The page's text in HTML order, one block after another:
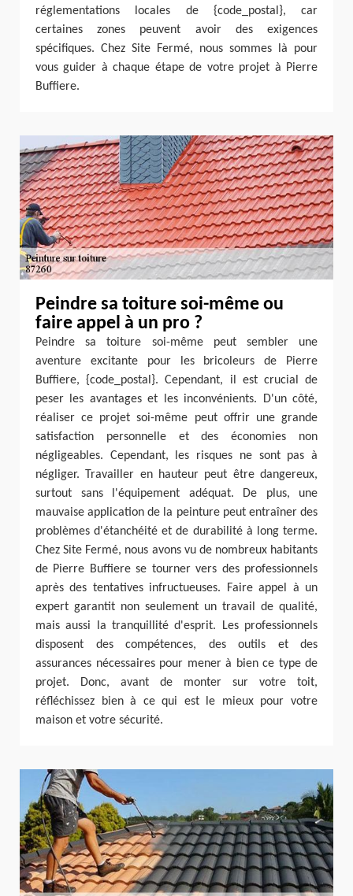
réglementations locales de {code_postal}, car
certaines zones peuvent avoir des exigences
spécifiques. Chez Site Fermé, nous sommes là pour
vous guider à chaque étape de votre projet à Pierre
Buffiere.
Peindre sa toiture soi-même ou
faire appel à un pro ?
Peindre sa toiture soi-même peut sembler une
aventure excitante pour les bricoleurs de Pierre
Buffiere, {code_postal}. Cependant, il est crucial de
peser les avantages et les inconvénients. D'un côté,
réaliser ce projet soi-même peut offrir une grande
satisfaction personnelle et des économies non
négligeables. Cependant, les risques ne sont pas à
négliger. Travailler en hauteur peut être dangereux,
surtout sans l'équipement adéquat. De plus, une
mauvaise application de la peinture peut entraîner des
problèmes d'étanchéité et de durabilité à long terme.
Chez Site Fermé, nous avons vu de nombreux habitants
de Pierre Buffiere se tourner vers des professionnels
après des tentatives infructueuses. Faire appel à un
expert garantit non seulement un travail de qualité,
mais aussi la tranquillité d'esprit. Les professionnels
disposent des compétences, des outils et des
assurances nécessaires pour mener à bien ce type de
projet. Donc, avant de monter sur votre toit,
réfléchissez bien à ce qui est le mieux pour votre
maison et votre sécurité.